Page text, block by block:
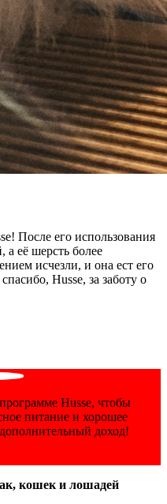
После его использования
а её шерсть более
исчезли, и она ест его
Husse, за заботу о
Husse, чтобы
питание и хорошее
доход!
кошек и лошадей